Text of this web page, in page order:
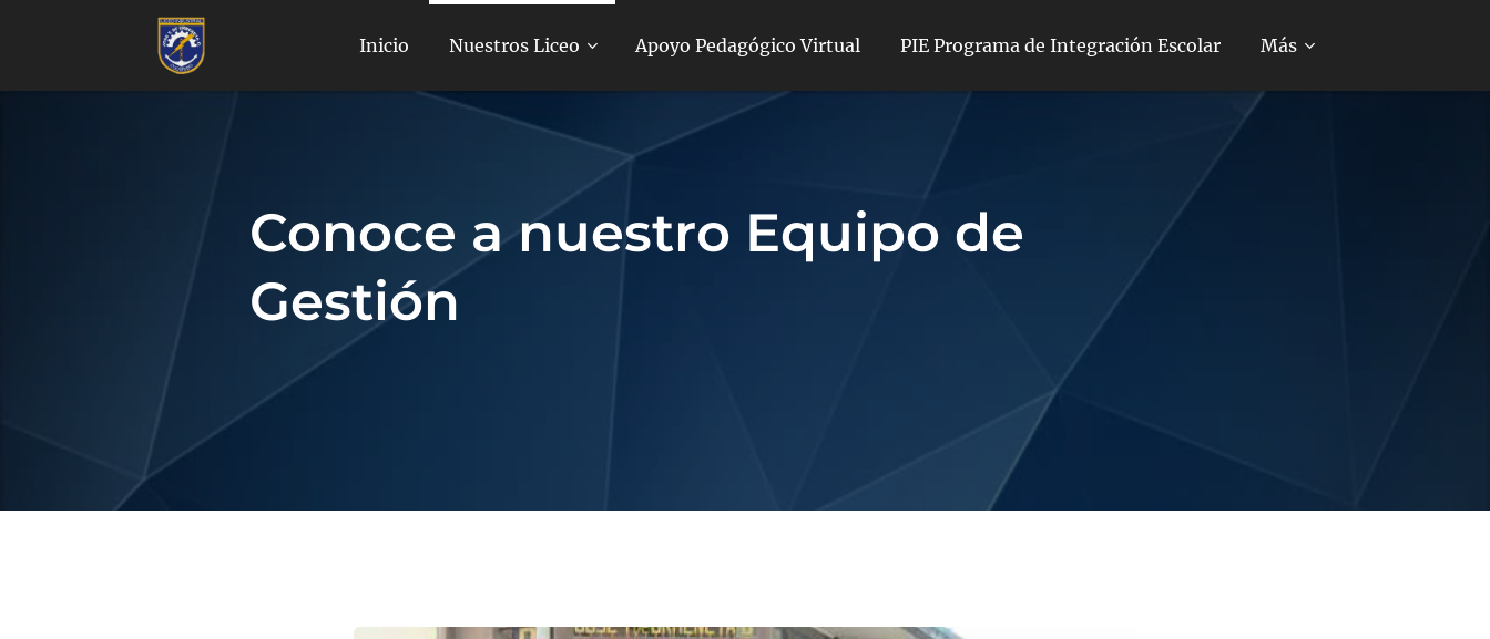
Inicio Nuestros Liceo Apoyo Pedagógico Virtual PIE Programa de Integración Escolar Más
Conoce a nuestro Equipo de
Gestión